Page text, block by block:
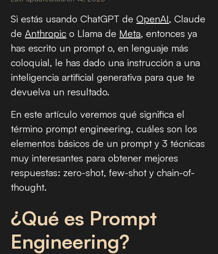
Si estás usando ChatGPT deOpenAI, Claude
deAnthropic o Llama de Meta, entonces ya
has escrito un prompt o, en lenguaje más
coloquial, le has dado una instrucción a una
inteligencia artificial generativa para que te
devuelva un resultado.
En este artículo veremos qué significa el
término prompt engineering, cuáles son los
elementos básicos de un prompt y 3 técnicas
muy interesantes para obtener mejores
respuestas: zero-shot,few-shot ychain-of-
thought.
¿Qué es Prompt
Engineering?